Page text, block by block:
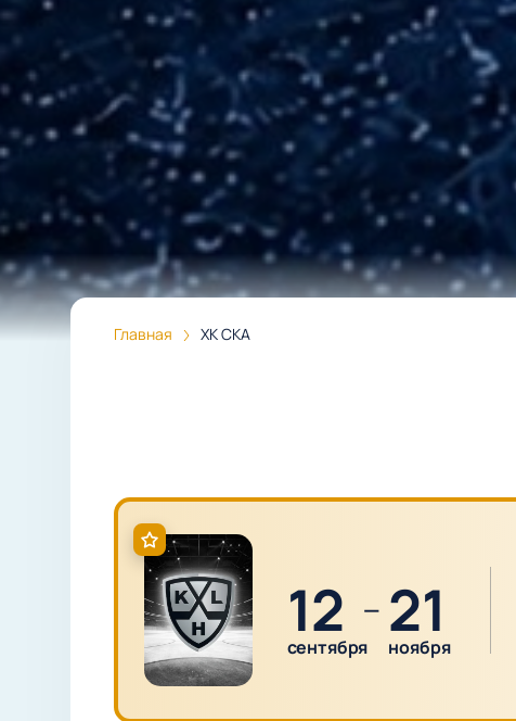
Главная ХК СКА
12
сентября
— 21
ноября